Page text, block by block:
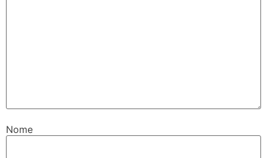
Nome